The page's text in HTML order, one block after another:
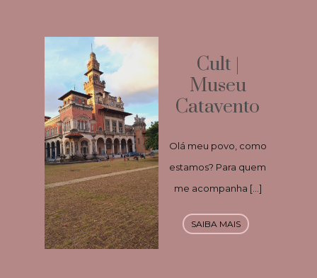
Cult |
Museu
Catavento
Olá meu povo, como
estamos? Para quem
me acompanha […]
SAIBA MAIS